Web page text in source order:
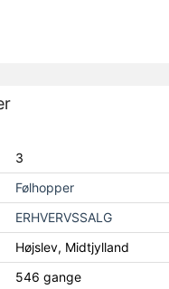
3
Følhopper
ERHVERVSSALG
Højslev, Midtjylland
546 gange